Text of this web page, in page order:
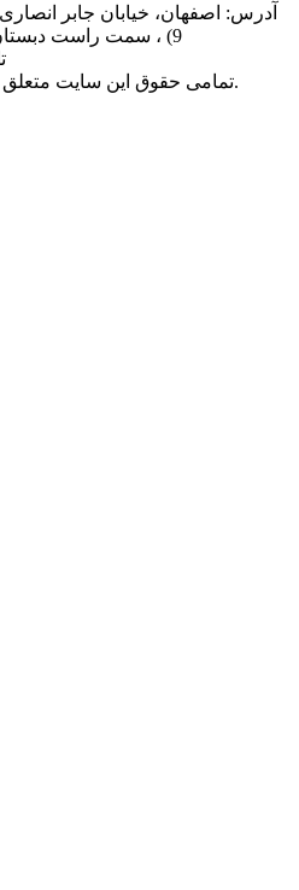
آدرس: اصفهان، خیابان جابر
9) ، سمت راست دبستان امامت، کوچه میلاد، پلاک 26
تمامی حقوق این سایت متعلق به آسان شاپ آی تی می باشد.